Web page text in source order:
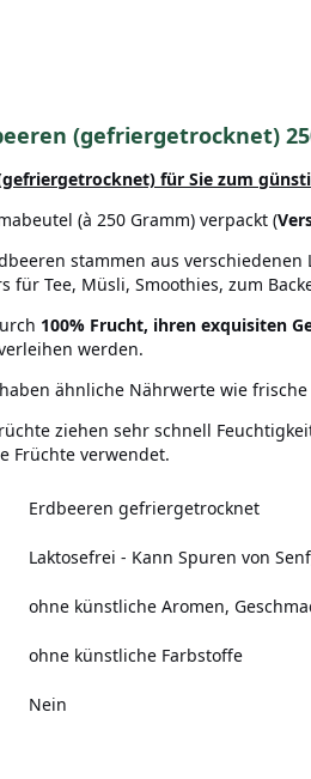
(gefriergetrocknet)
für Sie zum
(à 250 Gramm) verpackt (
stammen aus
für Tee, Müsli, Smoothies, zum
100% Frucht, ihren exquisiten
werden.
ähnliche Nährwerte wie frische
ziehen sehr schnell
Früchte verwendet.
Erdbeeren gefriergetrocknet
Laktosefrei - Kann Spuren von
ohne künstliche Aromen,
ohne künstliche Farbstoffe
Nein